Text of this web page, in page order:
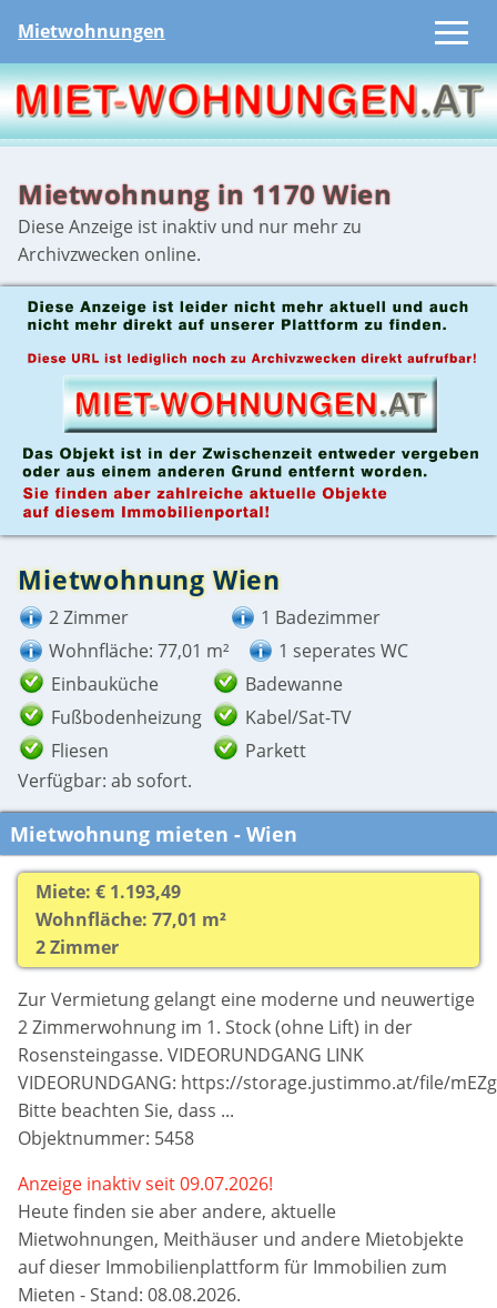
Mietwohnungen
Mietwohnung in 1170 Wien
Diese Anzeige ist inaktiv und nur mehr zu
Archivzwecken online.
Mietwohnung Wien
2 Zimmer
1 Badezimmer
Wohnfläche: 77,01 m²
1 seperates WC
Einbauküche
Badewanne
Fußbodenheizung
Kabel/Sat-TV
Fliesen
Parkett
Verfügbar: ab sofort.
Mietwohnung mieten - Wien
Miete: € 1.193,49
Wohnfläche: 77,01 m²
2 Zimmer
Zur Vermietung gelangt eine moderne und neuwertige
2 Zimmerwohnung im 1. Stock (ohne Lift) in der
Rosensteingasse. VIDEORUNDGANG LINK
VIDEORUNDGANG: https://storage.justimmo.at/file/
Bitte beachten Sie, dass ...
Objektnummer: 5458
Anzeige inaktiv seit 09.07.2026!
Heute finden sie aberandere, aktuelle
Mietwohnungen, Meithäuser und andere Mietobjekte
auf dieser Immobilienplattform für Immobilien zum
Mieten - Stand: 08.08.2026.